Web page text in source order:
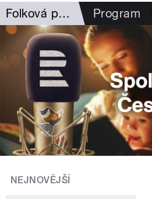
Folková pohlazení Program
NEJNOVĚJŠÍ